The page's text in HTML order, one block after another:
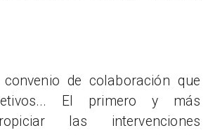
de colaboración que
El primero y más
las intervenciones